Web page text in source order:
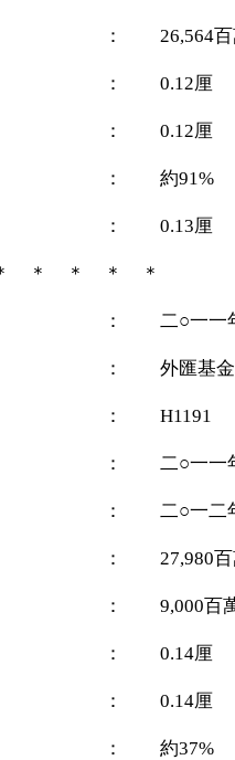
26,564百萬
率 ： 0.12厘
率 ： 0.12厘
： 約91%
率 ： 0.13厘
＊ ＊ ＊ ＊
： 二○一一年十
據 ： 外匯基金
： H1191
： 二○一一年十
： 二○一二年五
27,980百萬
9,000百萬
率 ： 0.14厘
率 ： 0.14厘
： 約37%